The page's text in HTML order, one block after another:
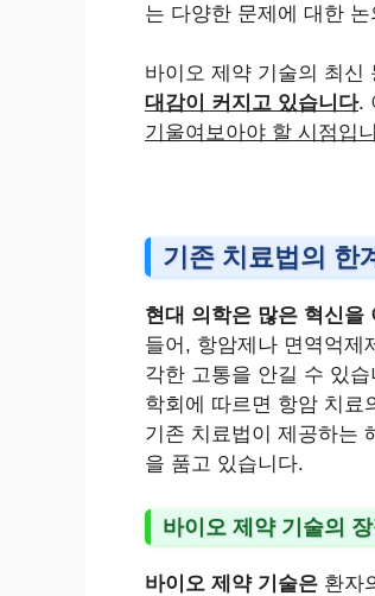
는 다양한 문제에 대한
바이오 제약 기술의 최신
대감이 커지고 있습니다.
기울여보아야 할 시점입
기존 치료법의 한
현대 의학은 많은 혁신을
들어, 항암제나 면역억제
각한 고통을 안길 수 있
학회에 따르면 항암 치료
기존 치료법이 제공하는
을 품고 있습니다.
바이오 제약 기술의 장
바이오 제약 기술은 환자